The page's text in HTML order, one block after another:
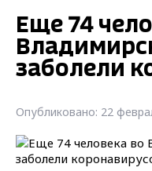
Еще 74
заболели
Опубликовано: 22